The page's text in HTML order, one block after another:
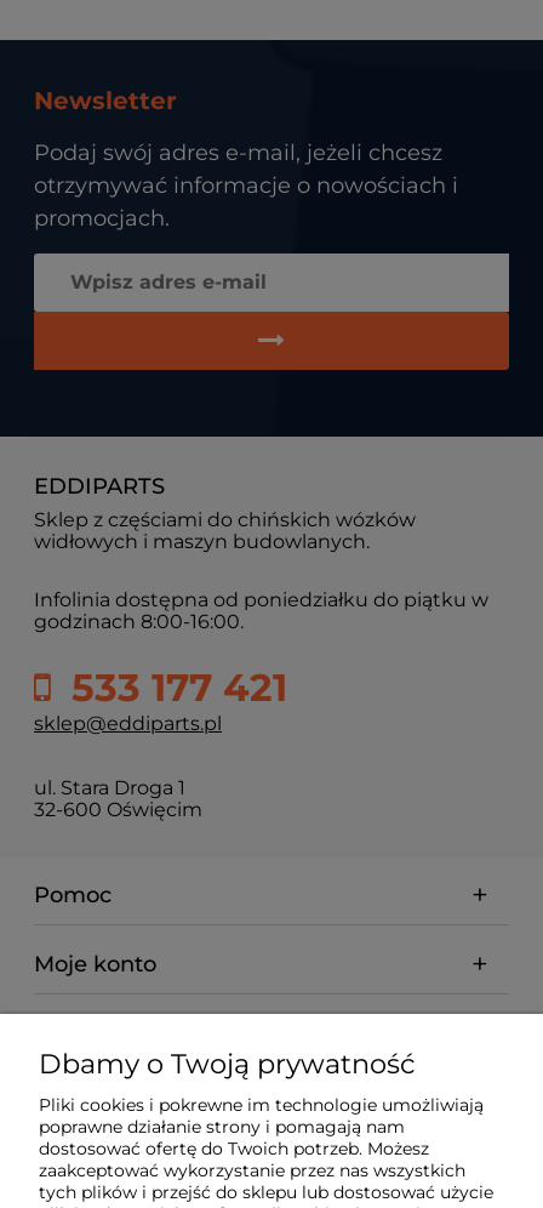
Newsletter
Podaj swój adres e-mail, jeżeli chcesz
otrzymywać informacje o nowościach i
promocjach.
EDDIPARTS
Sklep z częściami do chińskich wózków
widłowych i maszyn budowlanych.
Infolinia dostępna od poniedziałku do piątku w
godzinach 8:00-16:00.
533 177 421
sklep@eddiparts.pl
ul. Stara Droga 1
32-600 Oświęcim
Pomoc
Moje konto
Informacje
O nas
Dbamy o Twoją prywatność
Pliki cookies i pokrewne im technologie umożliwiają
poprawne działanie strony i pomagają nam
dostosować ofertę do Twoich potrzeb. Możesz
zaakceptować wykorzystanie przez nas wszystkich
tych plików i przejść do sklepu lub dostosować użycie